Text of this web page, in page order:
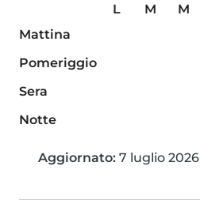
L M M
Mattina
Pomeriggio
Sera
Notte
Aggiornato: 7 luglio 2026